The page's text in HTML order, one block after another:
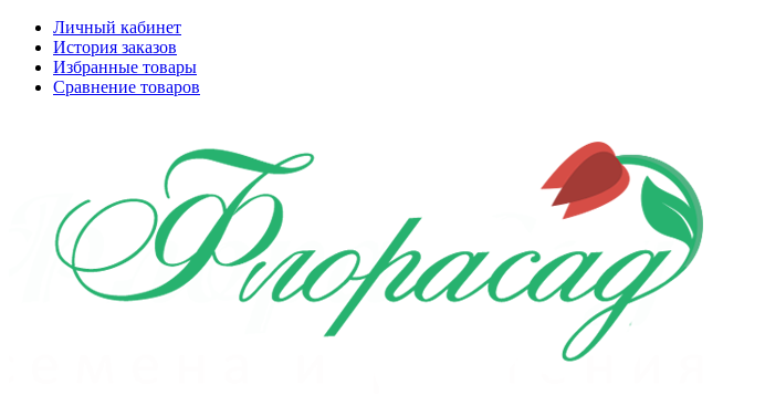
Личный кабинет
История заказов
Избранные товары
Сравнение товаров